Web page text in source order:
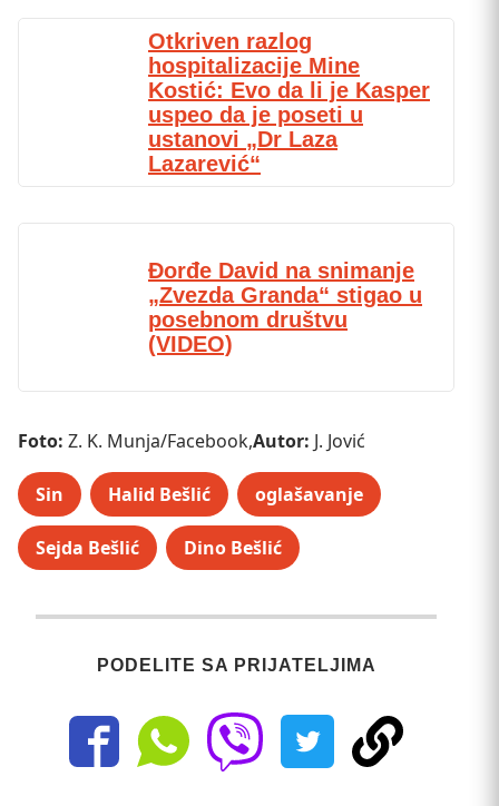
Otkriven razlog
hospitalizacije Mine
Kostić: Evo da li je Kasper
uspeo da je poseti u
ustanovi „Dr Laza
Lazarević“
Đorđe David na snimanje
„Zvezda Granda“ stigao u
posebnom društvu
(VIDEO)
Foto: Z. K. Munja/Facebook,Autor: J. Jović
Sin Halid Bešlić oglašavanje
Sejda Bešlić Dino Bešlić
PODELITE SA PRIJATELJIMA